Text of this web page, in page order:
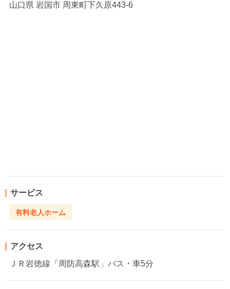
山口県 岩国市 周東町下久原443‐6
サービス
有料老人ホーム
アクセス
ＪＲ岩徳線「周防高森駅」バス・車5分